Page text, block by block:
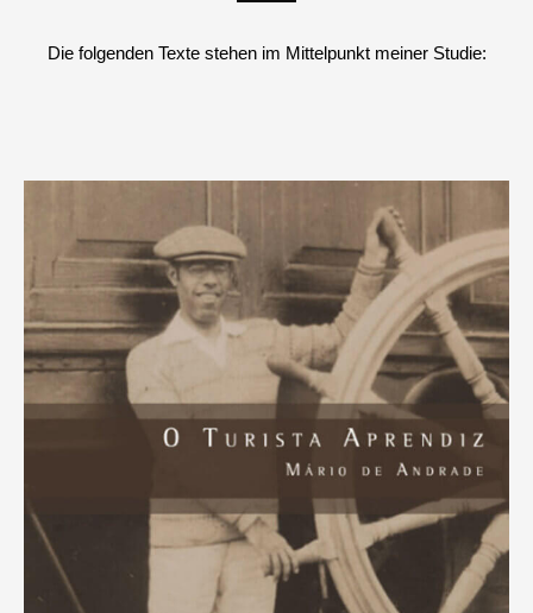
Die folgenden Texte stehen im Mittelpunkt meiner Studie: